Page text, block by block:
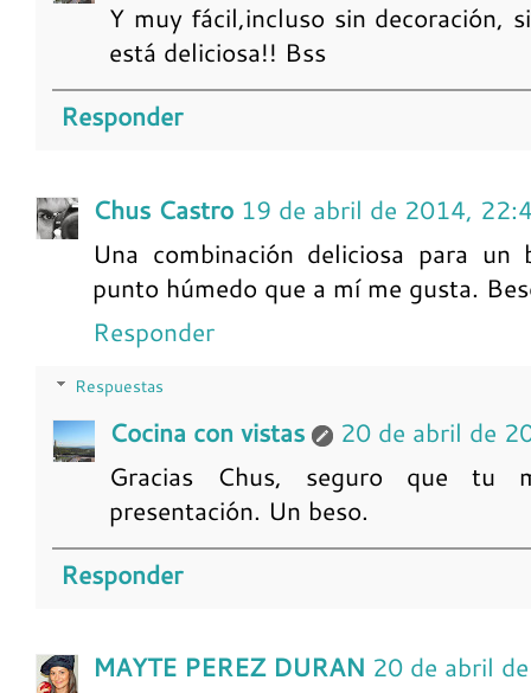
Y muy fácil,incluso sin decoración,
está deliciosa!! Bss
Responder
Chus Castro 19 de abril de 2014,
Una combinación deliciosa para
punto húmedo que a mí me gusta.
Responder
Respuestas
Cocina con vistas
20 de abril de
Gracias Chus, seguro que tu
presentación. Un beso.
Responder
MAYTE PEREZ DURAN 20 de abril